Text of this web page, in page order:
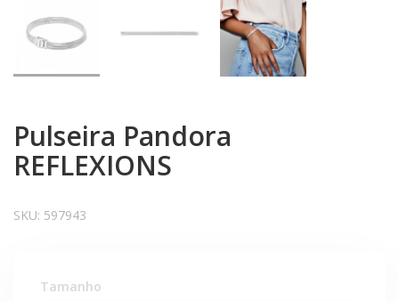
Pulseira Pandora
REFLEXIONS
SKU: 597943
Tamanho